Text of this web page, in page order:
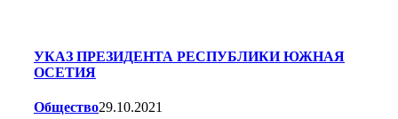
УКАЗ ПРЕЗИДЕНТА РЕСПУБЛИКИ ЮЖНАЯ
ОСЕТИЯ
Общество29.10.2021